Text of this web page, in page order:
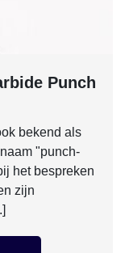
Punch
bekend als
"punch-
het bespreken
zijn